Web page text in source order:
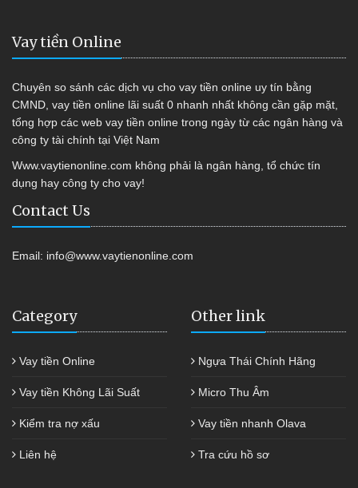
Vay tiền Online
Chuyên so sánh các dịch vụ cho vay tiền online uy tín bằng
CMND, vay tiền online lãi suất 0 nhanh nhất không cần gặp mặt,
tổng hợp các web vay tiền online trong ngày từ các ngân hàng và
công ty tài chính tại Việt Nam
Www.vaytienonline.com không phải là ngân hàng, tổ chức tín
dụng hay công ty cho vay!
Contact Us
Email: info@www.vaytienonline.com
Category
Vay tiền Online
Vay tiền Không Lãi Suất
Kiểm tra nợ xấu
Liên hệ
Other link
Ngựa Thái Chính Hãng
Micro Thu Âm
Vay tiền nhanh Olava
Tra cứu hồ sơ